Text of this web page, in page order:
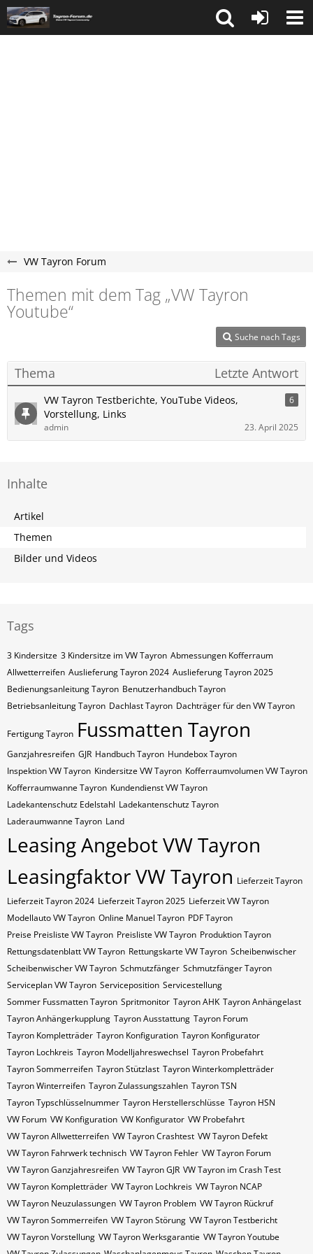
VW Tayron Forum
Themen mit dem Tag „VW Tayron
Youtube“
Suche nach Tags
Thema Letzte Antwort
VW Tayron Testberichte, YouTube Videos,
Vorstellung, Links
6
admin 23. April 2025
Inhalte
Artikel
Themen
Bilder und Videos
Tags
3 Kindersitze 3 Kindersitze im VW Tayron Abmessungen Kofferraum
Allwetterreifen Auslieferung Tayron 2024 Auslieferung Tayron 2025
Bedienungsanleitung Tayron Benutzerhandbuch Tayron
Betriebsanleitung Tayron Dachlast Tayron Dachträger für den VW Tayron
Fertigung Tayron Fussmatten Tayron
Ganzjahresreifen GJR Handbuch Tayron Hundebox Tayron
Inspektion VW Tayron Kindersitze VW Tayron Kofferraumvolumen VW Tayron
Kofferraumwanne Tayron Kundendienst VW Tayron
Ladekantenschutz Edelstahl Ladekantenschutz Tayron
Laderaumwanne Tayron Land
Leasing Angebot VW Tayron
Leasingfaktor VW Tayron Lieferzeit Tayron
Lieferzeit Tayron 2024 Lieferzeit Tayron 2025 Lieferzeit VW Tayron
Modellauto VW Tayron Online Manuel Tayron PDF Tayron
Preise Preisliste VW Tayron Preisliste VW Tayron Produktion Tayron
Rettungsdatenblatt VW Tayron Rettungskarte VW Tayron Scheibenwischer
Scheibenwischer VW​ Tayron Schmutzfänger Schmutzfänger Tayron
Serviceplan VW Tayron Serviceposition Servicestellung
Sommer Fussmatten Tayron Spritmonitor Tayron AHK Tayron Anhängelast
Tayron Anhängerkupplung Tayron Ausstattung Tayron Forum
Tayron Kompletträder Tayron Konfiguration Tayron Konfigurator
Tayron Lochkreis Tayron Modelljahreswechsel Tayron Probefahrt
Tayron Sommerreifen Tayron Stützlast Tayron Winterkompletträder
Tayron Winterreifen Tayron Zulassungszahlen Tayron​​​​ TSN
Tayron​​​​ Typschlüsselnummer Tayron​​​​​ Herstellerschlüsse Tayron​​​​​ HSN
VW Forum VW Konfiguration VW Konfigurator VW Probefahrt
VW Tayron Allwetterreifen VW Tayron Crashtest VW Tayron Defekt
VW Tayron Fahrwerk technisch VW Tayron Fehler VW Tayron Forum
VW Tayron Ganzjahresreifen VW Tayron GJR VW Tayron im Crash Test
VW Tayron Kompletträder VW Tayron Lochkreis VW Tayron NCAP
VW Tayron Neuzulassungen VW Tayron Problem VW Tayron Rückruf
VW Tayron Sommerreifen VW Tayron Störung VW Tayron Testbericht
VW Tayron Vorstellung VW Tayron Werksgarantie VW Tayron Youtube